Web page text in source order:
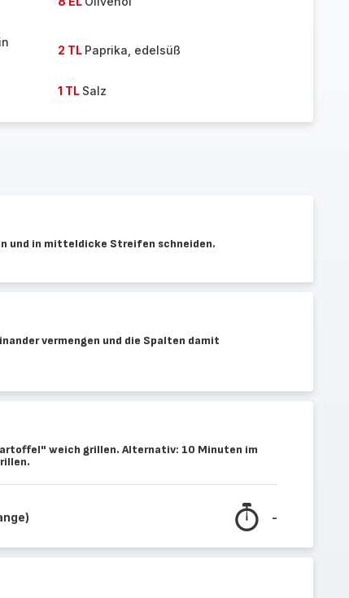
2 TL Paprika, edelsüß
1 TL Salz
und in mitteldicke Streifen schneiden.
vermengen und die Spalten damit
weich grillen. Alternativ: 10 Minuten im
-